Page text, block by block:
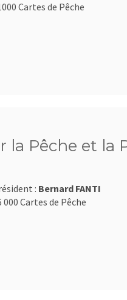
Cartes de Pêche
la Pêche et la
: Bernard FANTI
000 Cartes de Pêche